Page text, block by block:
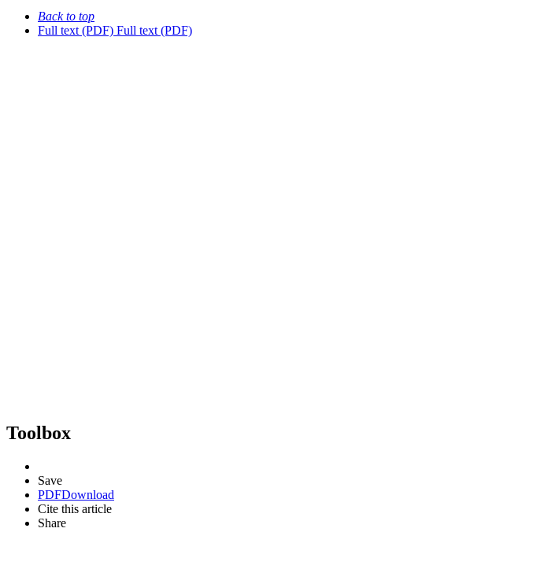
Back to top
Full text (PDF) Full text (PDF)
Toolbox
Save
PDFDownload
Cite this article
Share